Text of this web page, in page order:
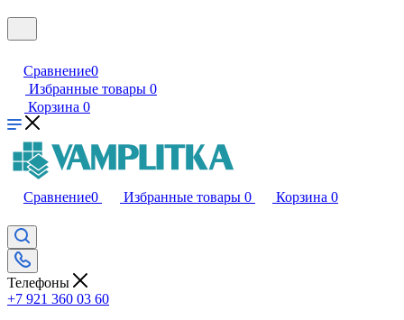
Сравнение0
Избранные товары 0
Корзина 0
Сравнение0 Избранные товары 0 Корзина 0
Телефоны
+7 921 360 03 60